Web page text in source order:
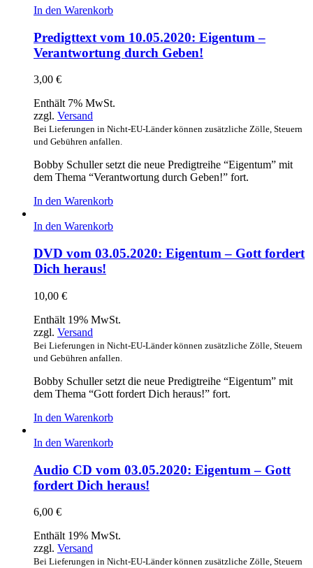
In den Warenkorb
Predigttext vom 10.05.2020: Eigentum –
Verantwortung durch Geben!
3,00 €
Enthält 7% MwSt.
zzgl. Versand
Bei Lieferungen in Nicht-EU-Länder können zusätzliche Zölle, Steuern
und Gebühren anfallen.
Bobby Schuller setzt die neue Predigtreihe “Eigentum” mit
dem Thema “Verantwortung durch Geben!” fort.
In den Warenkorb
In den Warenkorb
DVD vom 03.05.2020: Eigentum – Gott fordert
Dich heraus!
10,00 €
Enthält 19% MwSt.
zzgl. Versand
Bei Lieferungen in Nicht-EU-Länder können zusätzliche Zölle, Steuern
und Gebühren anfallen.
Bobby Schuller setzt die neue Predigtreihe “Eigentum” mit
dem Thema “Gott fordert Dich heraus!” fort.
In den Warenkorb
In den Warenkorb
Audio CD vom 03.05.2020: Eigentum – Gott
fordert Dich heraus!
6,00 €
Enthält 19% MwSt.
zzgl. Versand
Bei Lieferungen in Nicht-EU-Länder können zusätzliche Zölle, Steuern